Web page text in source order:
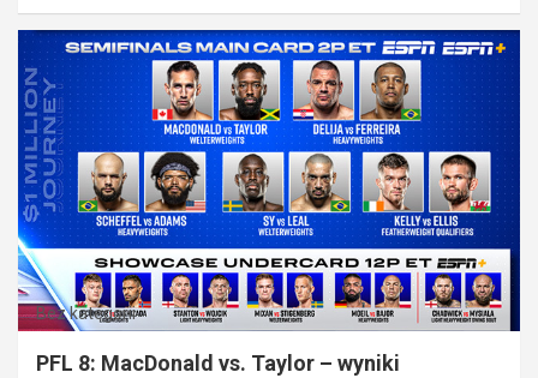
Bez kategorii
PFL 8: MacDonald vs. Taylor – wyniki